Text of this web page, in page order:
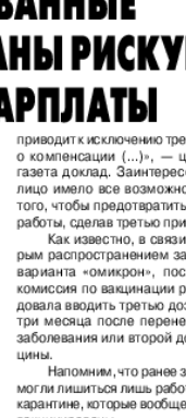
Бизнес
Версия
Восточная
Германия
Давай
ресторан